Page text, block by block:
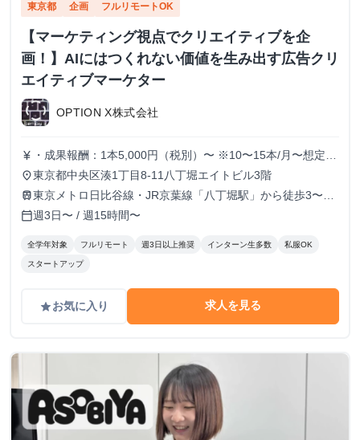
東京都 企画 フルリモートOK
【マーケティング視点でクリエイティブを企
画！】AIにはつくれない価値を生み出す広告クリ
エイティブマーケター
OPTION X株式会社
currency_yen ・成果報酬：1本5,000円（税別）〜 ※10〜15本/月〜想定
※経験、実績、能力等によって変動 ※トライアル期間の場
合変動あり
place東京都中央区湊1丁目8-11八丁堀エイトビル3階
train東京メトロ日比谷線・JR京葉線「八丁堀駅」から徒歩3〜6
分
calendar_today週3日〜 / 週15時間〜
全学年対象 フルリモート 週3日以上推奨 インターン生多数 私服OK
スタートアップ
gradeお気に入り 求人を見る